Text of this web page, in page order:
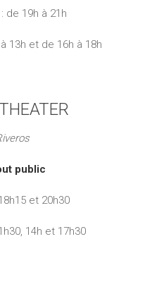
de 19h à 21h
13h et de 16h à 18h
public
et 20h30
14h et 17h30